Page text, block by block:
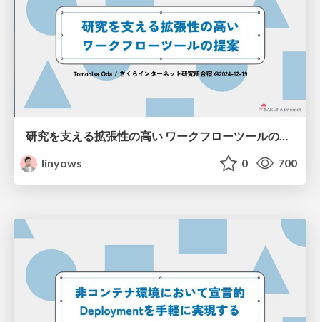
研究を支える拡張性の高い ワークフローツールの提案 / Proposal of highly expandable workflow tools to support research
linyows
0 700